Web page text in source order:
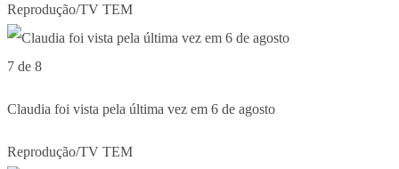
Reprodução/TV TEM
7 de 8
Claudia foi vista pela última vez em 6 de agosto
Reprodução/TV TEM